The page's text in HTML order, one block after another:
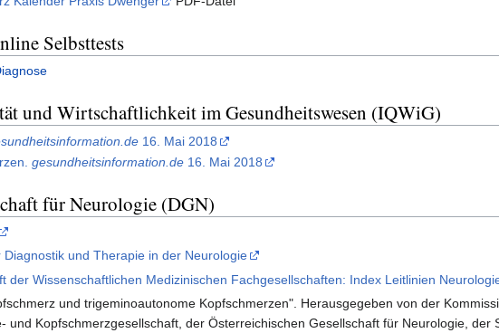
Selbsttests
und Wirtschaftlichkeit im Gesundheitswesen (IQWiG)
16. Mai 2018
gesundheitsinformation.de 16. Mai 2018
für Neurologie (DGN)
Diagnostik und Therapie in der Neurologie
der Wissenschaftlichen Medizinischen Fachgesellschaften: Index Leitlinien
und trigeminoautonome Kopfschmerzen". Herausgegeben von der
und Kopfschmerzgesellschaft, der Österreichischen Gesellschaft für Neurologie,